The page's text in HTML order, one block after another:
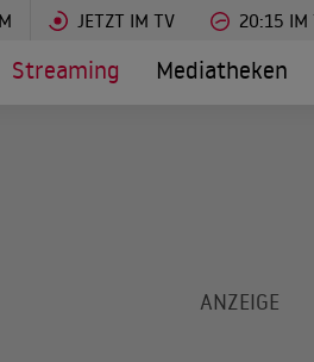
JETZT IM TV 20:15 IM
Streaming Mediatheken